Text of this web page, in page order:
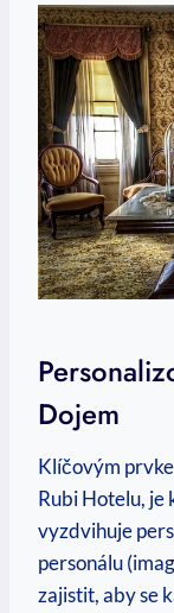
Dojem
Klíčovým
Rubi Hotelu, je
vyzdvihuje
personálu
zajistit, aby se